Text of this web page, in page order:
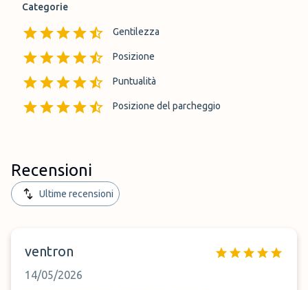
Categorie
Gentilezza
Posizione
Puntualità
Posizione del parcheggio
Recensioni
Ultime recensioni
ventron
14/05/2026